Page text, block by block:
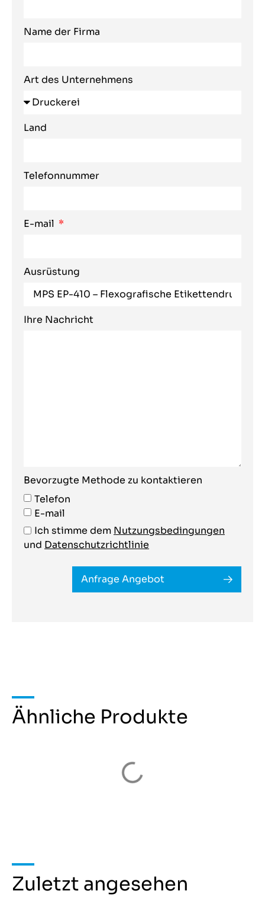
Name der Firma
Art des Unternehmens
Land
Telefonnummer
E-mail
Ausrüstung
Ihre Nachricht
Bevorzugte Methode zu kontaktieren
Telefon
E-mail
Ich stimme dem Nutzungsbedingungen
und Datenschutzrichtlinie
Anfrage Angebot
Ähnliche Produkte
Zuletzt angesehen